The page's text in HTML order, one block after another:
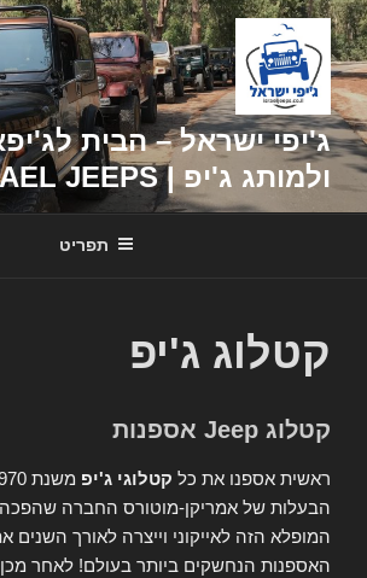
דילוג
לתוכן
ג'יפי ישראל – הבית
ולמותג ג'יפ | ISRAEL JEEPS
תפריט
קטלוג ג'יפ
קטלוג Jeep אספנות
ראשית אספנו את כל קטלוגי ג'יפ
הבעלות של אמריקן-מוטורס החברה
המופלא הזה לאייקוני וייצרה לאורך השנים
האספנות הנחשקים ביותר בעולם! לאחר מכן